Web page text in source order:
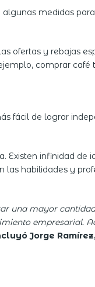
medidas
ofertas y rebajas
comprar café
fácil de lograr
Existen infinidad de
las habilidades y
una mayor
empresarial.
Jorge